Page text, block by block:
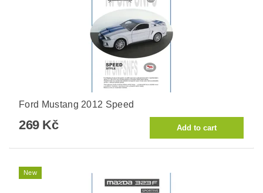
Ford Mustang 2012 Speed
269 Kč
New